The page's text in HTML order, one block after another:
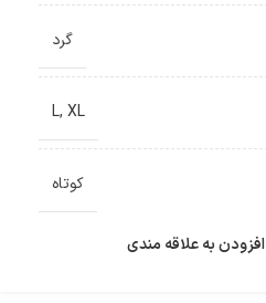
گرد
L, XL
کوتاه
افزودن به علاقه مندی